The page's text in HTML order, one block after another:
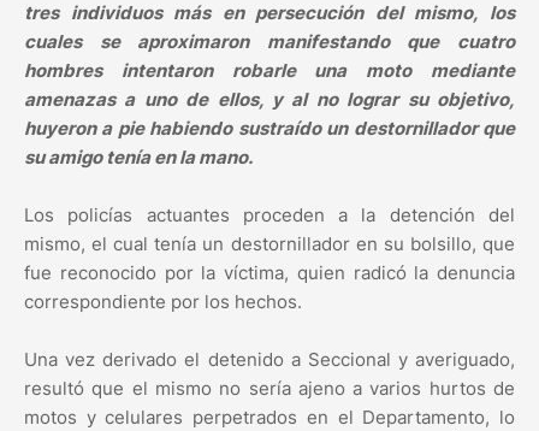
tres individuos más en persecución del mismo, los
cuales se aproximaron manifestando que cuatro
hombres intentaron robarle una moto mediante
amenazas a uno de ellos, y al no lograr su objetivo,
huyeron a pie habiendo sustraído un destornillador que
su amigo tenía en la mano.
Los policías actuantes proceden a la detención del
mismo, el cual tenía un destornillador en su bolsillo, que
fue reconocido por la víctima, quien radicó la denuncia
correspondiente por los hechos.
Una vez derivado el detenido a Seccional y averiguado,
resultó que el mismo no sería ajeno a varios hurtos de
motos y celulares perpetrados en el Departamento, lo